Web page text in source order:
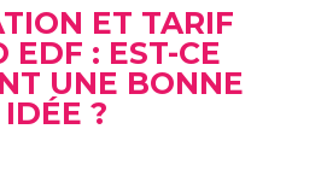
ET TARIF
EDF : EST-CE
UNE BONNE
IDÉE ?